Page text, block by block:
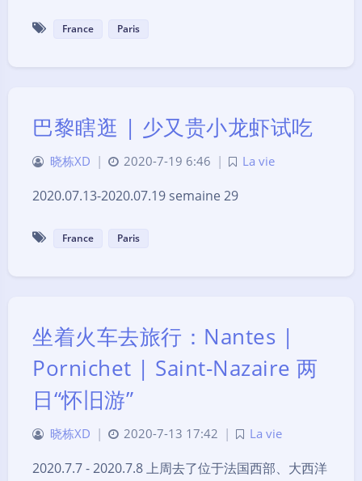
France Paris
巴黎瞎逛 | 少又贵小龙虾试吃
晓栋XD | 2020-7-19 6:46 | La vie
2020.07.13-2020.07.19 semaine 29
France Paris
坐着火车去旅行：Nantes |
Pornichet | Saint-Nazaire 两
日“怀旧游”
晓栋XD | 2020-7-13 17:42 | La vie
2020.7.7 - 2020.7.8 上周去了位于法国西部、大西洋